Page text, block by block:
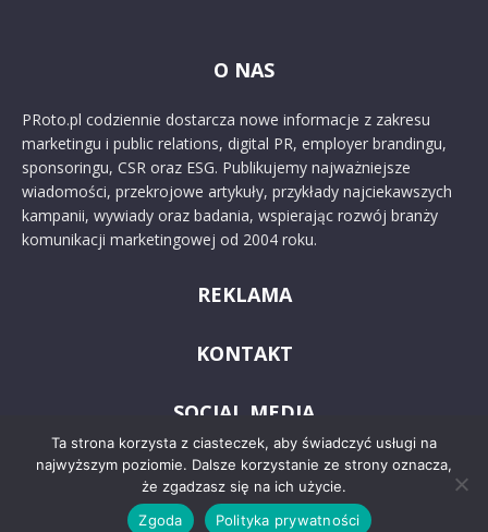
O NAS
PRoto.pl codziennie dostarcza nowe informacje z zakresu
marketingu i public relations, digital PR, employer brandingu,
sponsoringu, CSR oraz ESG. Publikujemy najważniejsze
wiadomości, przekrojowe artykuły, przykłady najciekawszych
kampanii, wywiady oraz badania, wspierając rozwój branży
komunikacji marketingowej od 2004 roku.
REKLAMA
KONTAKT
SOCIAL MEDIA
Ta strona korzysta z ciasteczek, aby świadczyć usługi na
najwyższym poziomie. Dalsze korzystanie ze strony oznacza,
że zgadzasz się na ich użycie.
Zgoda
Polityka prywatności